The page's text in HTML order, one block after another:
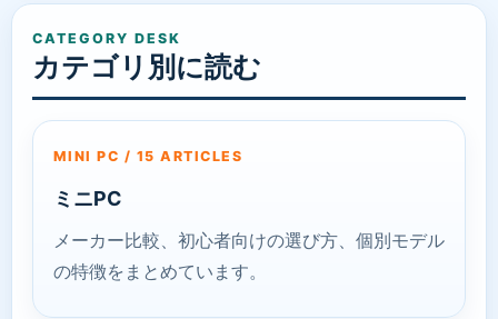
CATEGORY DESK
カテゴリ別に読む
MINI PC / 15 ARTICLES
ミニPC
メーカー比較、初心者向けの選び方、個別モデル
の特徴をまとめています。